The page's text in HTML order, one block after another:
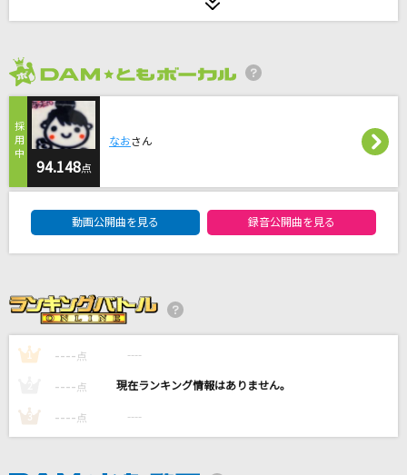
[生音]ベテルギウス
星野 源
会いたくて 会いたくて
センチメンタルラブ
みみめめMIMI
大阪LOVER
DREAMS COME TRUE
[生音]HELLO
福山雅治
me me she
94.148点
なおさん
動画公開曲を見る 録音公開曲を見る
1 ---- 点 ----
---- 点 ----
3 ---- 点 ----